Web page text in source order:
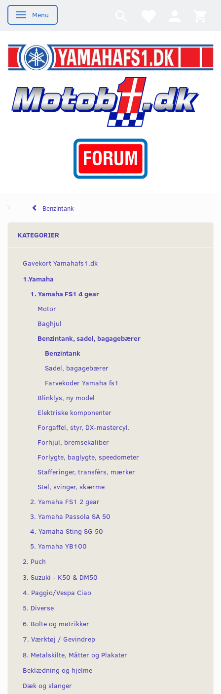
Skifte navigation
Menu
Benzintank
KATEGORIER
Gavekort Yamahafs1.dk
1.Yamaha
1. Yamaha FS1 4 gear
Motor
Baghjul
Benzintank, sadel, bagagebærer
Benzintank
Sadel, bagagebærer
Farvekoder Yamaha fs1
Blinklys, ny model
Elektriske komponenter
Forgaffel, styr, DX-mastercyl.
Forhjul, bremsekaliber
Forlygte, baglygte, speedometer
Stafferinger, transférs, mærker
Stel, svinger, skærme
2. Yamaha FS1 2 gear
3. Yamaha Passola SA 50
4. Yamaha Sting SG 50
5. Yamaha YB100
2. Puch
3. Suzuki - K50 & DM50
4. Paggio/Vespa Ciao
5. Diverse
6. Bolte og møtrikker
7. Værktøj / Gevindrep
8. Metalskilte, Måtter og Plakater
Beklædning og hjelme
Dæk og slanger